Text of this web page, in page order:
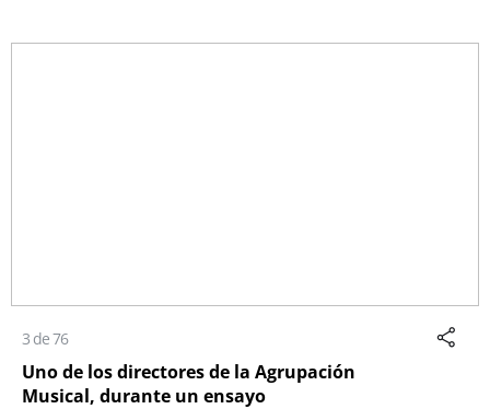
3 de 76
Uno de los directores de la Agrupación
Musical, durante un ensayo